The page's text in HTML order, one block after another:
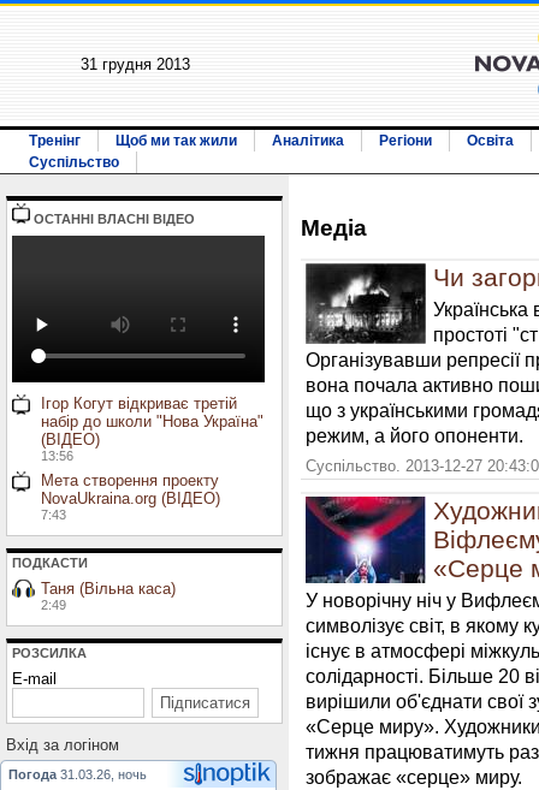
31 грудня 2013
Тренінг Щоб ми так жили Аналітика Регіони
Освіта
Суспільство
ОСТАННI ВЛАСНI ВIДЕО
Ігор Когут відкриває третій
набір до школи "Нова Україна"
(ВІДЕО)
13:56
Мета створення проекту
NovaUkraina.org (ВІДЕО)
7:43
ПОДКАСТИ
Таня (Вільна каса)
2:49
РОЗСИЛКА
E-mail
Вхiд за логiном
Погода 31.03.26, ночь
Медiа
Чи
Українська
простоті
Організувавши репресії
вона почала активно
що з українськими
режим, а його опоненти.
Суспільство. 2013-12-27
«Серце
У новорічну ніч у
символізує світ, в якому
існує в атмосфері
солідарності. Більше 20
вирішили об'єднати свої
«Серце миру».
тижня працюватимуть
зображає «серце» миру.